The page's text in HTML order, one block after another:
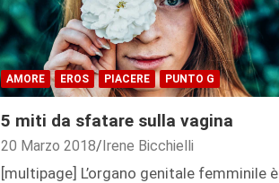
AMORE EROS PIACERE PUNTO G
5 miti da sfatare sulla vagina
20 Marzo 2018 Irene Bicchielli
[multipage] L’organo genitale femminile è